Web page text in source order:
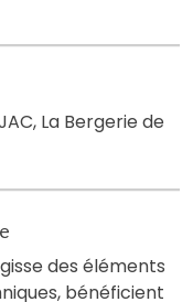
La Bergerie de
des éléments
bénéficient